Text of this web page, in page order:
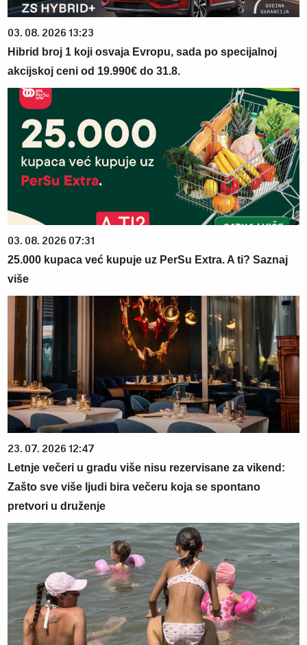
03. 08. 2026 13:23
Hibrid broj 1 koji osvaja Evropu, sada po specijalnoj
akcijskoj ceni od 19.990€ do 31.8.
03. 08. 2026 07:31
25.000 kupaca već kupuje uz PerSu Extra. A ti? Saznaj
više
23. 07. 2026 12:47
Letnje večeri u gradu više nisu rezervisane za vikend:
Zašto sve više ljudi bira večeru koja se spontano
pretvori u druženje